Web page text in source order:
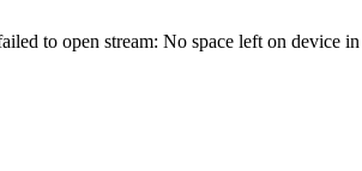
to open stream: No space left on device in